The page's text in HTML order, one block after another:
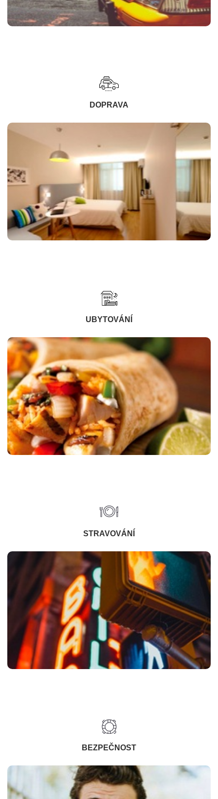
DOPRAVA
UBYTOVÁNÍ
STRAVOVÁNÍ
BEZPEČNOST